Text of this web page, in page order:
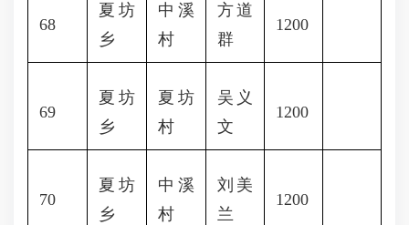
68
夏坊
乡
中溪
村
方道
群
1200
69
夏坊
乡
夏坊
村
吴义
文
1200
70
夏坊
乡
中溪
村
刘美
兰
1200